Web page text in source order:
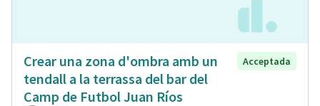
Crear una zona d'ombra amb un
tendall a la terrassa del bar del
Camp de Futbol Juan Ríos
Acceptada